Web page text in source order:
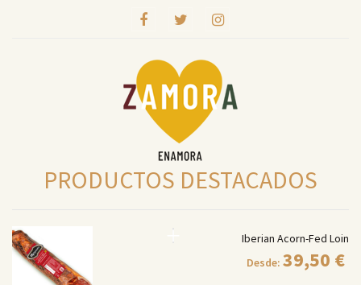
PRODUCTOS DESTACADOS
Iberian Acorn-Fed Loin
Desde: 39,50 €